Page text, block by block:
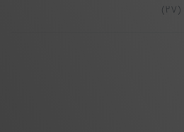
(۲۷)